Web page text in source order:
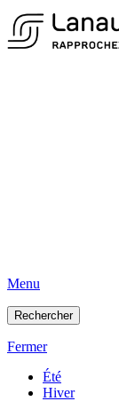
Menu
Rechercher
Fermer
Été
Hiver